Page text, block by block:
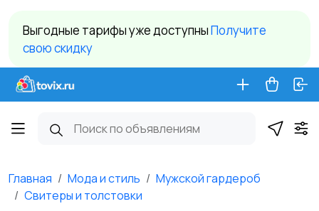
Выгодные тарифы уже доступныПолучите
свою скидку
Главная Мода и стиль
Мужской гардероб
Свитеры и толстовки